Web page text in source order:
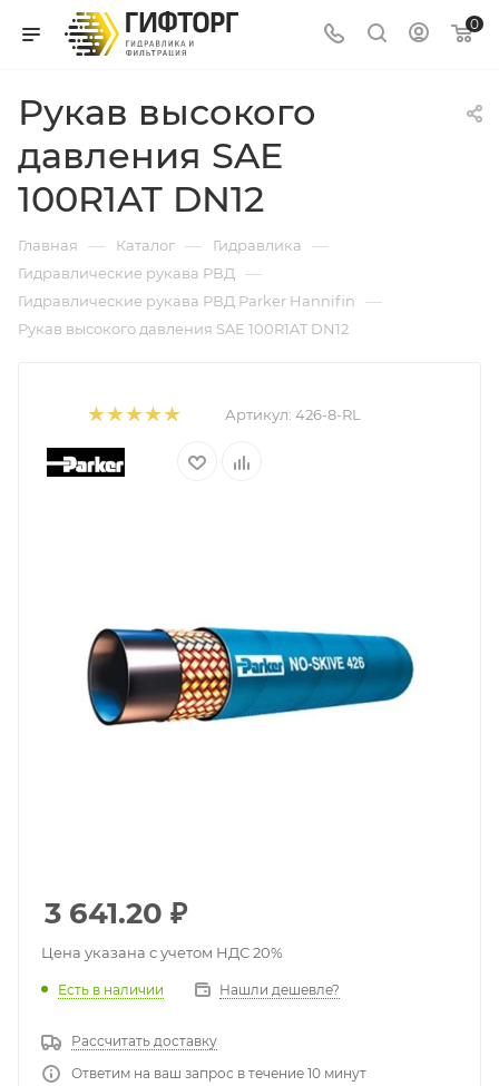
0
Рукав высокого
давления SAE
100R1AT DN12
Главная — Каталог — Гидравлика —
Гидравлические рукава РВД —
Гидравлические рукава РВД Parker Hannifin —
Рукав высокого давления SAE 100R1AT DN12
Артикул: 426-8-RL
3 641.20 ₽
Цена указана с учетом НДС 20%
Есть в наличии Нашли дешевле?
Рассчитать доставку
Ответим на ваш запрос в течение 10 минут